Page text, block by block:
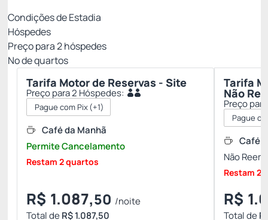
Condições de Estadia
Hóspedes
Preço para2hóspedes
Nº de quartos
Tarifa Motor de Reservas - Site
Preço para 2 Hóspedes:
Pague com Pix(+1)
Café da Manhã
Permite Cancelamento
Restam 2 quartos
R$ 1.087,50 /noite
Total deR$ 1.087,50
Tarifa
Não
Preço
Pague
Café
Não
Restam 2
R$
Total de